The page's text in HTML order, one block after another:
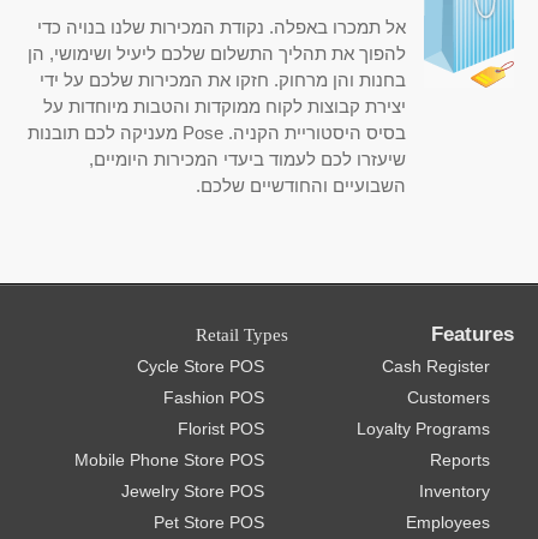
אל תמכרו באפלה. נקודת המכירות שלנו בנויה כדי
להפוך את תהליך התשלום שלכם ליעיל ושימושי, הן
בחנות והן מרחוק. חזקו את המכירות שלכם על ידי
יצירת קבוצות לקוח ממוקדות והטבות מיוחדות על
בסיס היסטוריית הקניה. Pose מעניקה לכם תובנות
שיעזרו לכם לעמוד ביעדי המכירות היומיים,
השבועיים והחודשיים שלכם.
Features
Cash Register
Customers
Loyalty Programs
Reports
Inventory
Employees
Retail Types
Cycle Store POS
Fashion POS
Florist POS
Mobile Phone Store POS
Jewelry Store POS
Pet Store POS